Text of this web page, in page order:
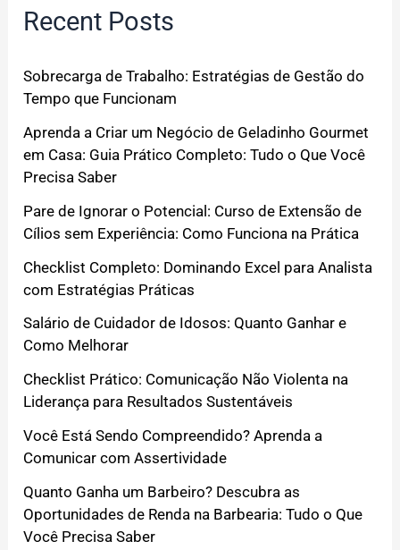
Recent Posts
Sobrecarga de Trabalho: Estratégias de Gestão do
Tempo que Funcionam
Aprenda a Criar um Negócio de Geladinho Gourmet
em Casa: Guia Prático Completo: Tudo o Que Você
Precisa Saber
Pare de Ignorar o Potencial: Curso de Extensão de
Cílios sem Experiência: Como Funciona na Prática
Checklist Completo: Dominando Excel para Analista
com Estratégias Práticas
Salário de Cuidador de Idosos: Quanto Ganhar e
Como Melhorar
Checklist Prático: Comunicação Não Violenta na
Liderança para Resultados Sustentáveis
Você Está Sendo Compreendido? Aprenda a
Comunicar com Assertividade
Quanto Ganha um Barbeiro? Descubra as
Oportunidades de Renda na Barbearia: Tudo o Que
Você Precisa Saber